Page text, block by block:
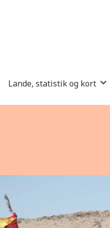
Lande, statistik og kort